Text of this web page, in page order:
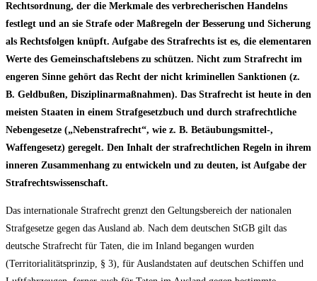
Rechtsordnung, der die Merkmale des verbrecherischen Handelns
festlegt und an sie Strafe oder Maßregeln der Besserung und Sicherung
als Rechtsfolgen knüpft. Aufgabe des Strafrechts ist es, die elementaren
Werte des Gemeinschaftslebens zu schützen. Nicht zum Strafrecht im
engeren Sinne gehört das Recht der nicht kriminellen Sanktionen (z.
B. Geldbußen, Disziplinarmaßnahmen). Das Strafrecht ist heute in den
meisten Staaten in einem Strafgesetzbuch und durch strafrechtliche
Nebengesetze („Nebenstrafrecht“, wie z. B. Betäubungsmittel-,
Waffengesetz) geregelt. Den Inhalt der strafrechtlichen Regeln in ihrem
inneren Zusammenhang zu entwickeln und zu deuten, ist Aufgabe der
Strafrechtswissenschaft.
Das internationale Strafrecht grenzt den Geltungsbereich der nationalen
Strafgesetze gegen das Ausland ab. Nach dem deutschen StGB gilt das
deutsche Strafrecht für Taten, die im Inland begangen wurden
(Territorialitätsprinzip, § 3), für Auslandstaten auf deutschen Schiffen und